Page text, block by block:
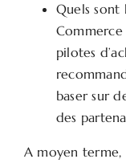
Quels sont
pilotes
baser sur
des
A moyen terme,